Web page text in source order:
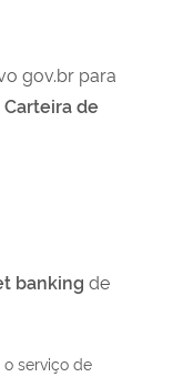
gov.br para
Carteira de
banking de
serviço de